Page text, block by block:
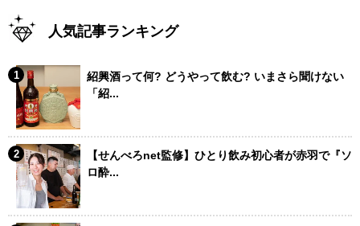
人気記事ランキング
紹興酒って何? どうやって飲む? いまさら聞けない
「紹...
【せんべろnet監修】ひとり飲み初心者が赤羽で『ソ
ロ酔...